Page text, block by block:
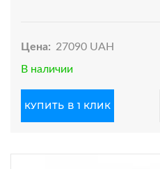
Цена: 27090 UAH
В наличии
КУПИТЬ В 1 КЛИК